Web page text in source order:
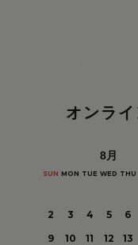
オンラ
8月
SUN MON TUE WED THU
2
3 4 5 6
9
10 11 12 13